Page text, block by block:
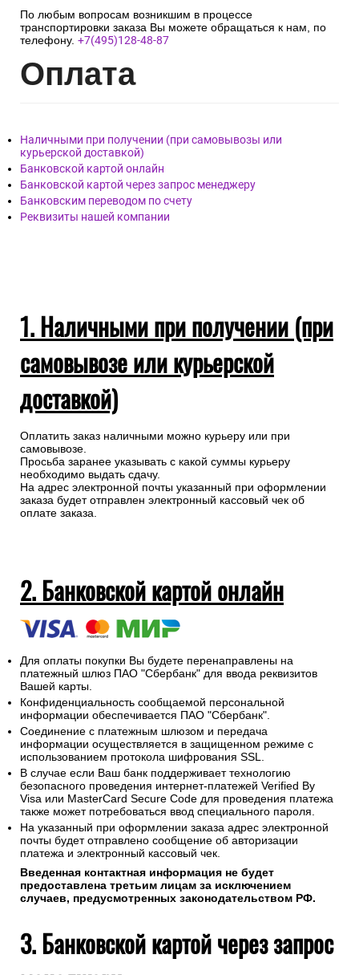
По любым вопросам возникшим в процессе
транспортировки заказа Вы можете обращаться к нам, по
телефону. +7(495)128-48-87
Оплата
Наличными при получении (при самовывозы или
курьерской доставкой)
Банковской картой онлайн
Банковской картой через запрос менеджеру
Банковским переводом по счету
Реквизиты нашей компании
1. Наличными при получении (при
самовывозе или курьерской
доставкой)
Оплатить заказ наличными можно курьеру или при
самовывозе.
Просьба заранее указывать с какой суммы курьеру
необходимо выдать сдачу.
На адрес электронной почты указанный при оформлении
заказа будет отправлен электронный кассовый чек об
оплате заказа.
2. Банковской картой онлайн
Для оплаты покупки Вы будете перенаправлены на
платежный шлюз ПАО "Сбербанк" для ввода реквизитов
Вашей карты.
Конфиденциальность сообщаемой персональной
информации обеспечивается ПАО "Сбербанк".
Соединение с платежным шлюзом и передача
информации осуществляется в защищенном режиме с
использованием протокола шифрования SSL.
В случае если Ваш банк поддерживает технологию
безопасного проведения интернет-платежей Verified By
Visa или MasterCard Secure Code для проведения платежа
также может потребоваться ввод специального пароля.
На указанный при оформлении заказа адрес электронной
почты будет отправлено сообщение об авторизации
платежа и электронный кассовый чек.
Введенная контактная информация не будет
предоставлена третьим лицам за исключением
случаев, предусмотренных законодательством РФ.
3. Банковской картой через запрос